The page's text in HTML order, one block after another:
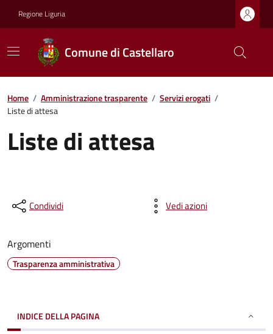
Regione Liguria
Comune di Castellaro
Home / Amministrazione trasparente / Servizi erogati /
Liste di attesa
Liste di attesa
Condividi Vedi azioni
Argomenti
Trasparenza amministrativa
INDICE DELLA PAGINA